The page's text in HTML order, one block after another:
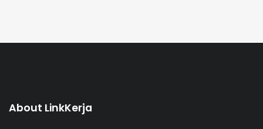
About LinkKerja